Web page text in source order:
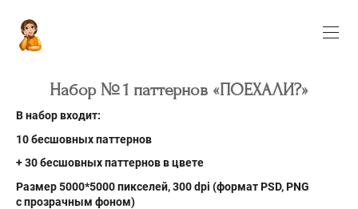
Набор № 1 паттернов «ПОЕХАЛИ?»
В набор входит:
10 бесшовных паттернов
+ 30 бесшовных паттернов в цвете
Размер 5000*5000 пикселей, 300 dpi (формат PSD, PNG
с прозрачным фоном)